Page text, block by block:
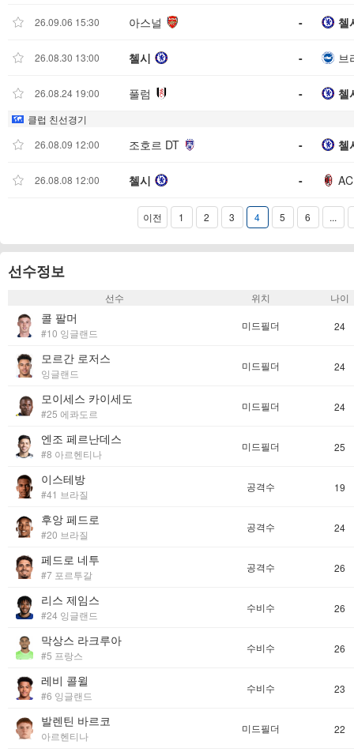
26.09.06 15:30 아스널 - 첼
26.08.30 13:00 첼시 - 브
26.08.24 19:00 풀럼 - 첼
클럽 친선경기
26.08.09 12:00
조호르 DT - 첼
26.08.08 12:00 첼시 -
이전 1 2 3 4 5 6 ...
선수정보
선수 위치 나이
콜 팔머
#10 잉글랜드
미드필더 24
모르간 로저스
잉글랜드
미드필더 24
모이세스 카이세도
#25 에콰도르
미드필더 24
엔조 페르난데스
#8 아르헨티나
미드필더 25
이스테방
#41 브라질
공격수 19
후앙 페드로
#20 브라질
공격수 24
페드로 네투
#7 포르투갈
공격수 26
리스 제임스
#24 잉글랜드
수비수 26
막상스 라크루아
#5 프랑스
수비수 26
레비 콜윌
#6 잉글랜드
수비수 23
발렌틴 바르코
아르헨티나
미드필더 22